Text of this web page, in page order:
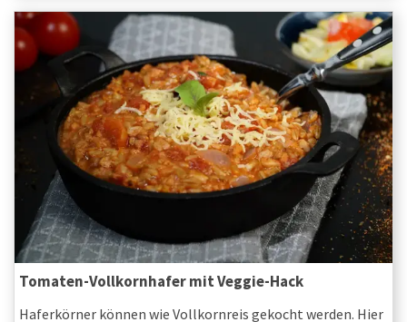
Tomaten-Vollkornhafer mit Veggie-Hack
Haferkörner können wie Vollkornreis gekocht werden. Hier